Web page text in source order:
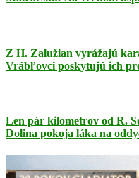
Z H. Zalužian vyrážajú
Vrábľovci poskytujú ich
Len pár kilometrov od R.
Dolina pokoja láka na